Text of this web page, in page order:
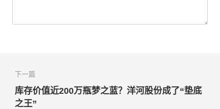
下一篇
库存价值近200万瓶梦之蓝？洋河股份成了“垫底
之王”